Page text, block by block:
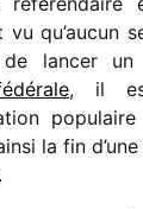
qu’aucun
lancer
, il
la fin